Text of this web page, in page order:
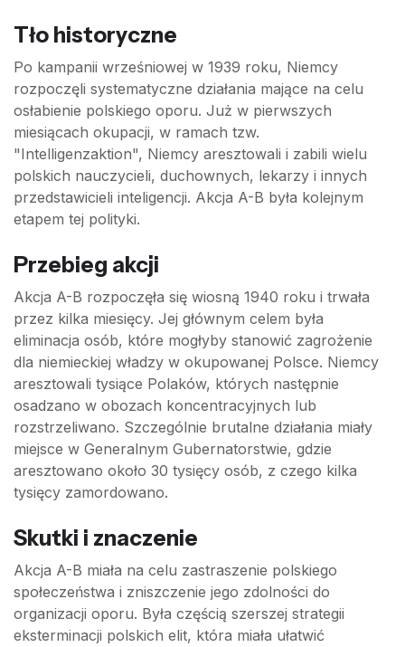
Tło historyczne
Po kampanii wrześniowej w 1939 roku, Niemcy
rozpoczęli systematyczne działania mające na celu
osłabienie polskiego oporu. Już w pierwszych
miesiącach okupacji, w ramach tzw.
"Intelligenzaktion", Niemcy aresztowali i zabili wielu
polskich nauczycieli, duchownych, lekarzy i innych
przedstawicieli inteligencji. Akcja A-B była kolejnym
etapem tej polityki.
Przebieg akcji
Akcja A-B rozpoczęła się wiosną 1940 roku i trwała
przez kilka miesięcy. Jej głównym celem była
eliminacja osób, które mogłyby stanowić zagrożenie
dla niemieckiej władzy w okupowanej Polsce. Niemcy
aresztowali tysiące Polaków, których następnie
osadzano w obozach koncentracyjnych lub
rozstrzeliwano. Szczególnie brutalne działania miały
miejsce w Generalnym Gubernatorstwie, gdzie
aresztowano około 30 tysięcy osób, z czego kilka
tysięcy zamordowano.
Skutki i znaczenie
Akcja A-B miała na celu zastraszenie polskiego
społeczeństwa i zniszczenie jego zdolności do
organizacji oporu. Była częścią szerszej strategii
eksterminacji polskich elit, która miała ułatwić